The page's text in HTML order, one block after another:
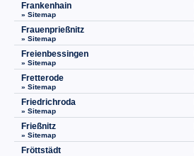
Frankenhain
» Sitemap
Frauenprießnitz
» Sitemap
Freienbessingen
» Sitemap
Fretterode
» Sitemap
Friedrichroda
» Sitemap
Frießnitz
» Sitemap
Fröttstädt